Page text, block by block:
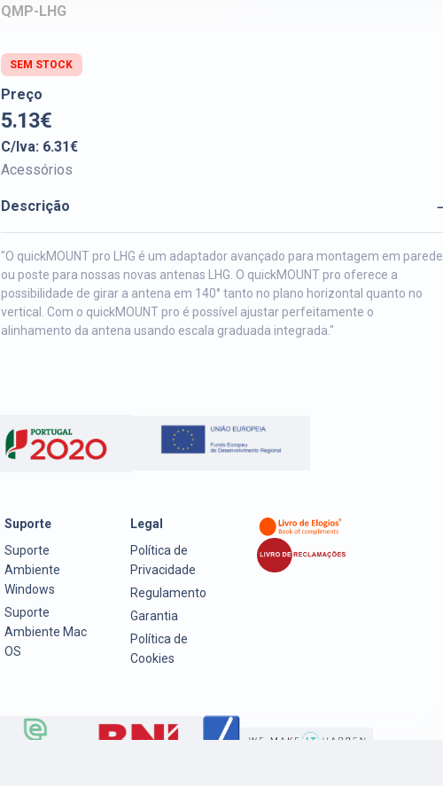
QMP-LHG
SEM STOCK
Preço
5.13€
C/Iva: 6.31€
Acessórios
Descrição
"O quickMOUNT pro LHG é um adaptador avançado para montagem em parede
ou poste para nossas novas antenas LHG. O quickMOUNT pro oferece a
possibilidade de girar a antena em 140° tanto no plano horizontal quanto no
vertical. Com o quickMOUNT pro é possível ajustar perfeitamente o
alinhamento da antena usando escala graduada integrada."
Suporte
Suporte
Ambiente
Windows
Suporte
Ambiente Mac
OS
Legal
Política de
Privacidade
Regulamento
Garantia
Política de
Cookies